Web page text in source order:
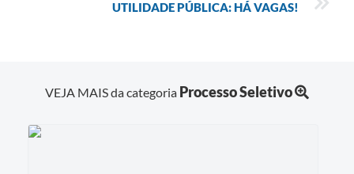
UTILIDADE PÚBLICA: HÁ VAGAS!
VEJA MAIS da categoria Processo Seletivo